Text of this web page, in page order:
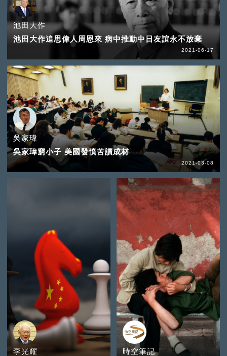
池田大作
池田大作追思偉人周恩來 病中推動中日友誼永不放棄
2021-06-17
吳家瑋
吳家瑋窮小子 美國發憤苦讀成材
2021-03-08
李光耀
時空筆記